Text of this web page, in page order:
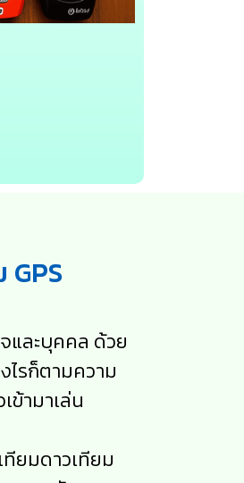
และบุคคล ด้วย
ไรก็ตามความ
ามาเล่น
ยมดาวเทียม